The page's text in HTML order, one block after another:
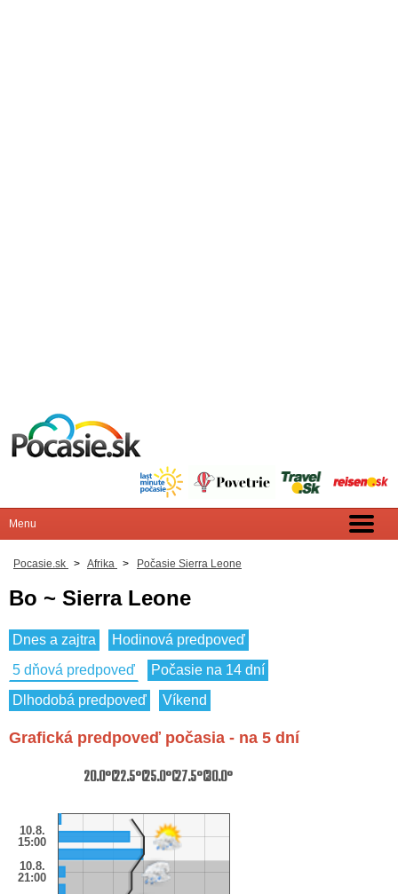
Pocasie.sk > Afrika > Počasie Sierra Leone
Bo ~ Sierra Leone
Dnes a zajtra
Hodinová predpoveď
5 dňová predpoveď
Počasie na 14 dní
Dlhodobá predpoveď
Víkend
Grafická predpoveď počasia - na 5 dní
10.8.
15:00
10.8.
21:00
20.0°C22.5°C25.0°C27.5°C30.0°C